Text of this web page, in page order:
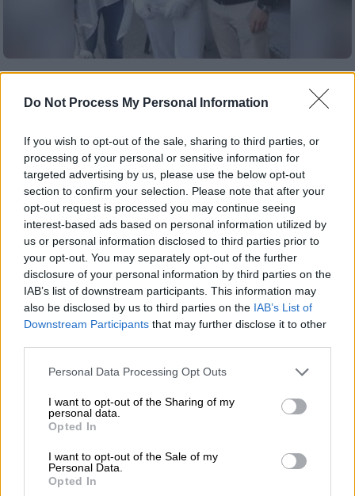
Do Not Process My Personal Information
If you wish to opt-out of the sale, sharing to third parties, or
processing of your personal or sensitive information for
targeted advertising by us, please use the below opt-out
section to confirm your selection. Please note that after your
opt-out request is processed you may continue seeing
interest-based ads based on personal information utilized by
us or personal information disclosed to third parties prior to
your opt-out. You may separately opt-out of the further
disclosure of your personal information by third parties on the
IAB’s list of downstream participants. This information may
also be disclosed by us to third parties on the IAB’s List of
Downstream Participants that may further disclose it to other
Please note that this website/app uses one or more Google
not limited to your visit or usage behaviour. You may click to
grant or deny consent to Google and its third-party tags to
use your data for below specified purposes in below Google
consent section.
Personal Data Processing Opt Outs
I want to opt-out of the Sharing of my
personal data.
Opted In
I want to opt-out of the Sale of my
Personal Data.
Opted In
Μυστήριο με τον θάνατο του λιμενικού
είχε δεχτεί - Οι γονείς του μιλούν για
δολοφονία
«Δεν φορούσε παπούτσια, είχε αίματα σε
χέρια και λαιμό», ανέφερε ο άνθρωπος που
τον εντόπισε